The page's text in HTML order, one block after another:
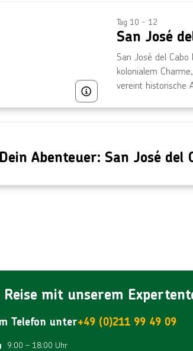
Lebensstil.
Bild von © Elijah-Lovkoff über Getty Images
Tag 10 - 12
San José
San José del
kolonialem
vereint historische
schlenderst oder
Abenteuer: San José del
Reise mit unserem
Telefon unter+49 (0)211 99 49 09
9:00 – 18:00 Uhr